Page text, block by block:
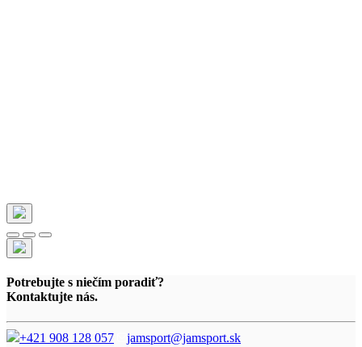
Potrebujte s niečím poradiť?
Kontaktujte nás.
+421 908 128 057 jamsport@jamsport.sk